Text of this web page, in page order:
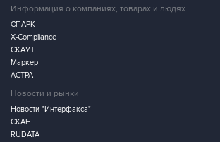
Информация о компаниях, товарах и людях
СПАРК
X-Compliance
СКАУТ
Маркер
АСТРА
Новости и рынки
Новости "Интерфакса"
СКАН
RUDATA